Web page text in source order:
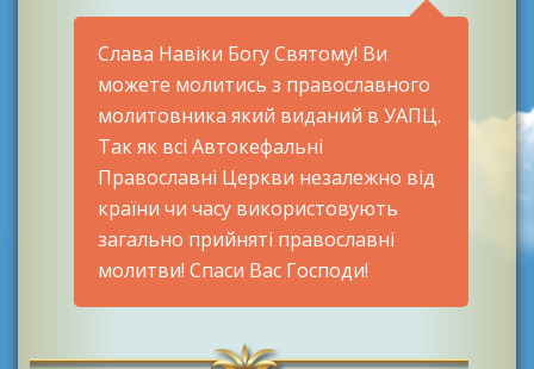
Слава Навіки Богу Святому! Ви
можете молитись з православного
молитовника який виданий в УАПЦ.
Так як всі Автокефальні
Православні Церкви незалежно від
країни чи часу використовують
загально прийняті православні
молитви! Спаси Вас Господи!